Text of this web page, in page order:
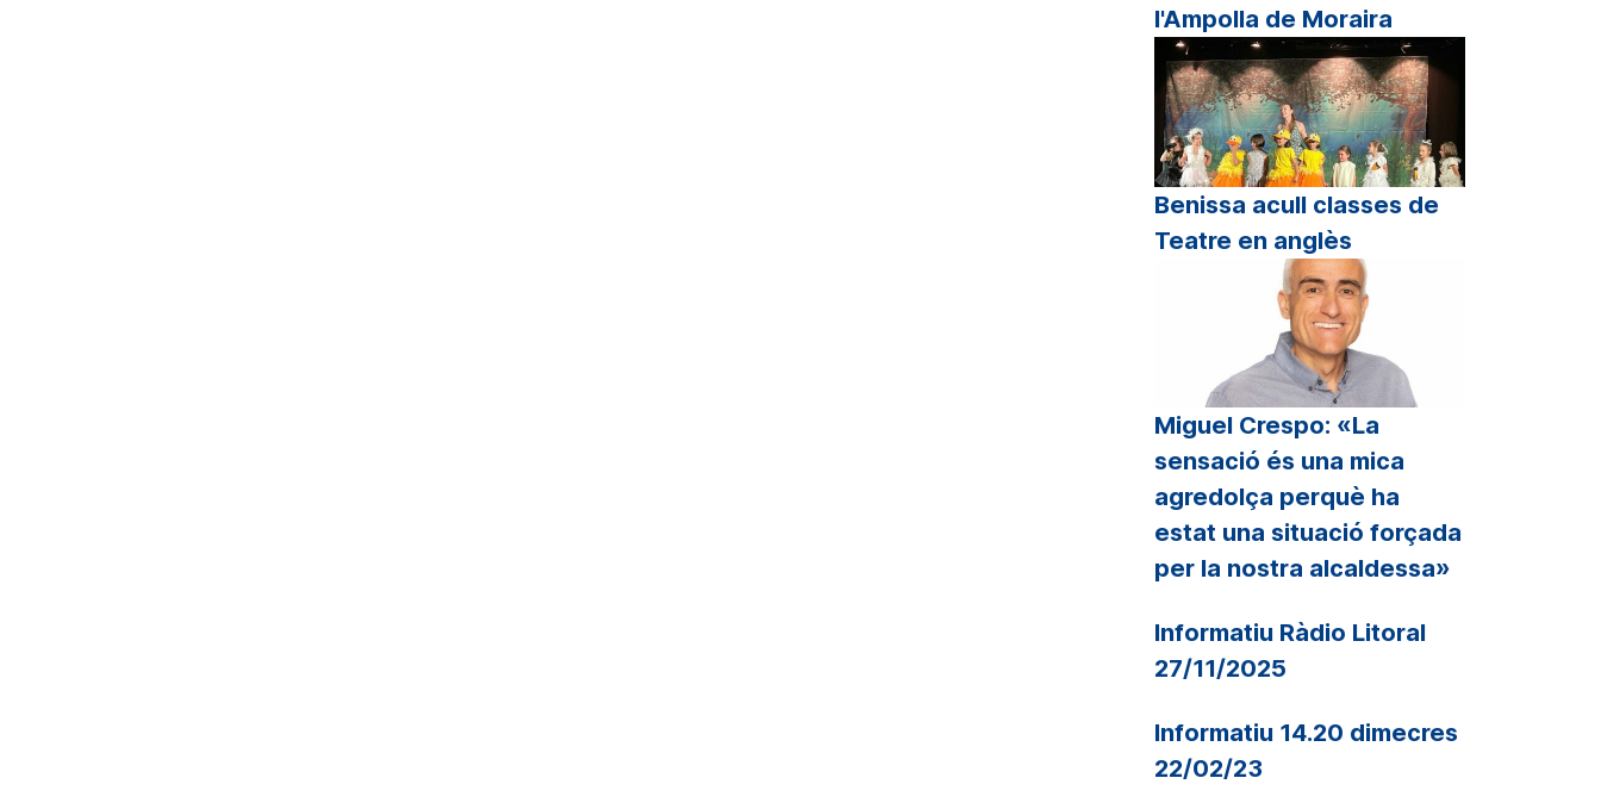
l'Ampolla de Moraira
Benissa acull classes de
Teatre en anglès
Miguel Crespo: «La
sensació és una mica
agredolça perquè ha
estat una situació forçada
per la nostra alcaldessa»
Informatiu Ràdio Litoral
27/11/2025
Informatiu 14.20 dimecres
22/02/23